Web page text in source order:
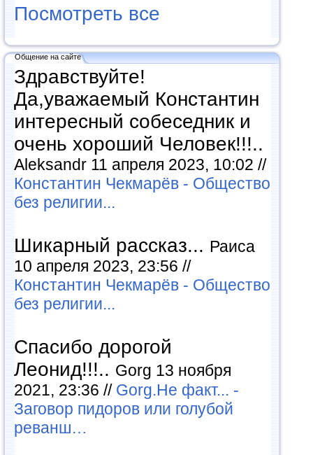
Посмотреть все
Общение на сайте
Здравствуйте!
Да,уважаемый Константин
интересный собеседник и
очень хороший Человек!!!..
Aleksandr 11 апреля 2023, 10:02 //
Константин Чекмарёв - Общество
без религии...
Шикарный рассказ... Раиса
10 апреля 2023, 23:56 //
Константин Чекмарёв - Общество
без религии...
Спасибо дорогой
Леонид!!!.. Gorg 13 ноября
2021, 23:36 // Gorg.Не факт... -
Заговор пидоров или голубой
реванш…